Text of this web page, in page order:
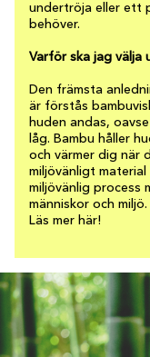
undertröja eller ett
behöver.
Varför ska jag välja
Den främsta
är förstås
huden andas,
låg. Bambu håller
och värmer dig när
miljövänligt
miljövänlig process
människor och miljö.
Läs mer här!